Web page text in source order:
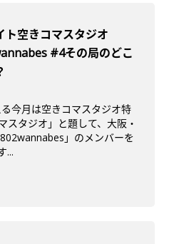
ト空きコマスタジオ
#4その局のどこ
今月は空きコマスタジオ特
スタジオ」と題して、大阪・
」のメンバーを
...